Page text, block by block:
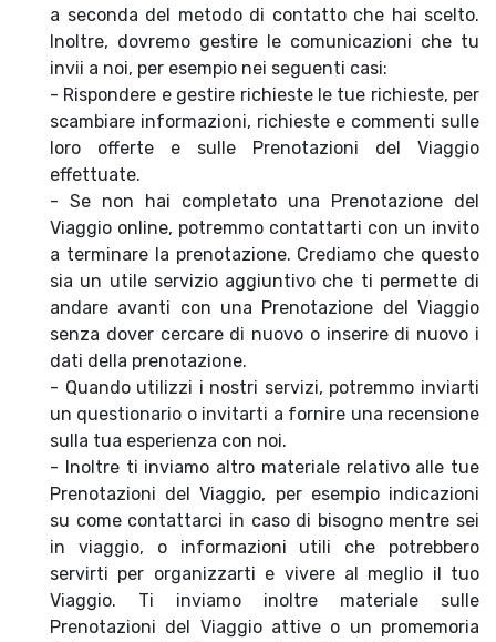
a seconda del metodo di contatto che hai scelto.
Inoltre, dovremo gestire le comunicazioni che tu
invii a noi, per esempio nei seguenti casi:
- Rispondere e gestire richieste le tue richieste, per
scambiare informazioni, richieste e commenti sulle
loro offerte e sulle Prenotazioni del Viaggio
effettuate.
- Se non hai completato una Prenotazione del
Viaggio online, potremmo contattarti con un invito
a terminare la prenotazione. Crediamo che questo
sia un utile servizio aggiuntivo che ti permette di
andare avanti con una Prenotazione del Viaggio
senza dover cercare di nuovo o inserire di nuovo i
dati della prenotazione.
- Quando utilizzi i nostri servizi, potremmo inviarti
un questionario o invitarti a fornire una recensione
sulla tua esperienza con noi.
- Inoltre ti inviamo altro materiale relativo alle tue
Prenotazioni del Viaggio, per esempio indicazioni
su come contattarci in caso di bisogno mentre sei
in viaggio, o informazioni utili che potrebbero
servirti per organizzarti e vivere al meglio il tuo
Viaggio. Ti inviamo inoltre materiale sulle
Prenotazioni del Viaggio attive o un promemoria